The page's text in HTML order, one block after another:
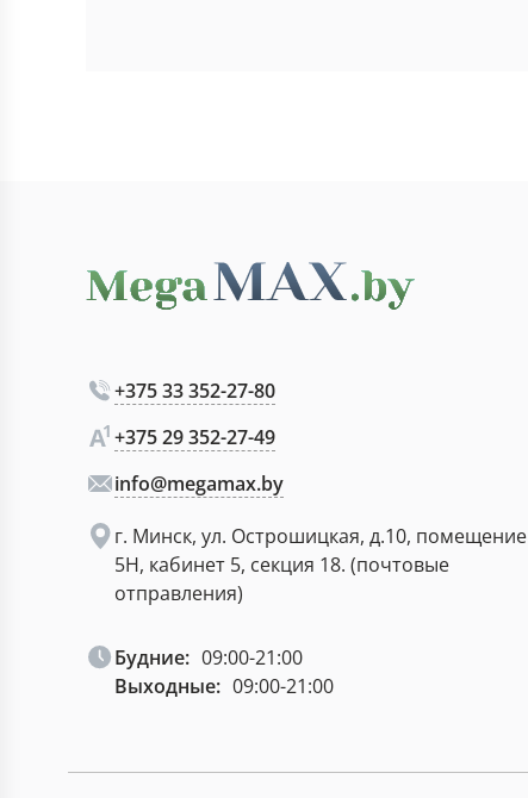
+375 33 352-27-80
+375 29 352-27-49
info@megamax.by
г. Минск, ул. Острошицкая, д.10, помещение
5Н, кабинет 5, секция 18. (почтовые
отправления)
Будние: 09:00-21:00
Выходные: 09:00-21:00